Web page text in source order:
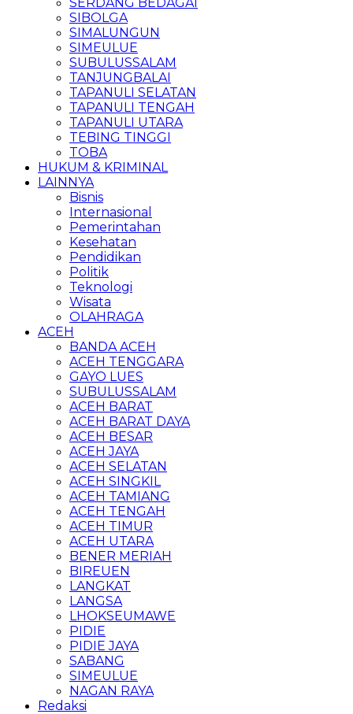
SIBOLGA
SIMALUNGUN
SIMEULUE
SUBULUSSALAM
TANJUNGBALAI
TAPANULI SELATAN
TAPANULI TENGAH
TAPANULI UTARA
TEBING TINGGI
TOBA
HUKUM & KRIMINAL
LAINNYA
Bisnis
Internasional
Pemerintahan
Kesehatan
Pendidikan
Politik
Teknologi
Wisata
OLAHRAGA
ACEH
BANDA ACEH
ACEH TENGGARA
GAYO LUES
SUBULUSSALAM
ACEH BARAT
ACEH BARAT DAYA
ACEH BESAR
ACEH JAYA
ACEH SELATAN
ACEH SINGKIL
ACEH TAMIANG
ACEH TENGAH
ACEH TIMUR
ACEH UTARA
BENER MERIAH
BIREUEN
LANGKAT
LANGSA
LHOKSEUMAWE
PIDIE
PIDIE JAYA
SABANG
SIMEULUE
NAGAN RAYA
Redaksi